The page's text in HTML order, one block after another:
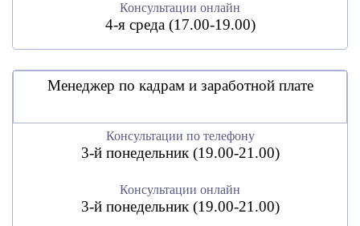
Консультации онлайн
4-я среда (17.00-19.00)
Менеджер по кадрам и заработной плате
Консультации по телефону
3-й понедельник (19.00-21.00)
Консультации онлайн
3-й понедельник (19.00-21.00)